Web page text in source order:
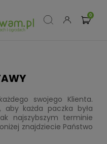
swojego Klienta.
aby każda paczka była
najszybszym terminie
znajdziecie Państwo